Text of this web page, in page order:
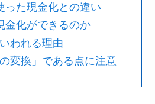
った現金化との違い
金化ができるのか
われる理由
変換」である点に注意